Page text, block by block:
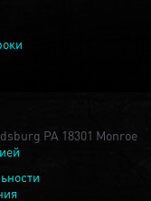
PA 18301 Monroe